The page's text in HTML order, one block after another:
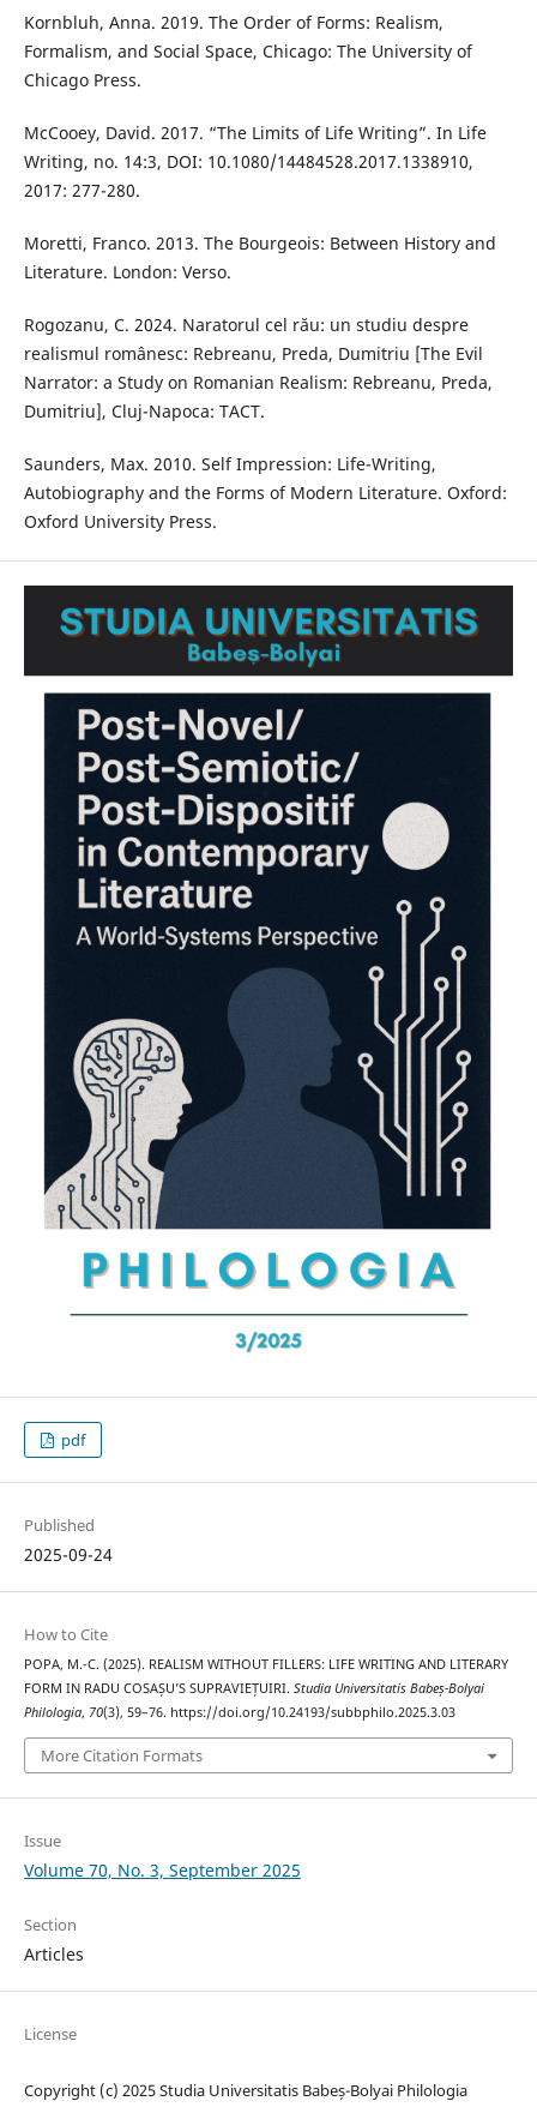
Kornbluh, Anna. 2019. The Order of Forms: Realism,
Formalism, and Social Space, Chicago: The University of
Chicago Press.
McCooey, David. 2017. “The Limits of Life Writing”. In Life
Writing, no. 14:3, DOI: 10.1080/14484528.2017.1338910,
2017: 277-280.
Moretti, Franco. 2013. The Bourgeois: Between History and
Literature. London: Verso.
Rogozanu, C. 2024. Naratorul cel rău: un studiu despre
realismul românesc: Rebreanu, Preda, Dumitriu [The Evil
Narrator: a Study on Romanian Realism: Rebreanu, Preda,
Dumitriu], Cluj-Napoca: TACT.
Saunders, Max. 2010. Self Impression: Life-Writing,
Autobiography and the Forms of Modern Literature. Oxford:
Oxford University Press.
pdf
Published
2025-09-24
How to Cite
POPA, M.-C. (2025). REALISM WITHOUT FILLERS: LIFE WRITING AND LITERARY
FORM IN RADU COSAȘU’S SUPRAVIEȚUIRI. Studia Universitatis Babeș-Bolyai
Philologia, 70(3), 59–76. https://doi.org/10.24193/subbphilo.2025.3.03
More Citation Formats
Issue
Volume 70, No. 3, September 2025
Section
Articles
License
Copyright (c) 2025 Studia Universitatis Babeș-Bolyai Philologia